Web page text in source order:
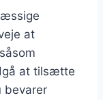
at
at tilsætte
bevarer